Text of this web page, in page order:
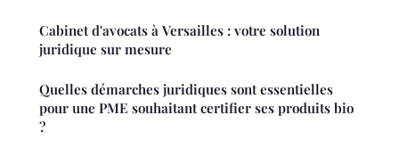
Cabinet d'avocats à Versailles : votre solution
juridique sur mesure
Quelles démarches juridiques sont essentielles
pour une PME souhaitant certifier ses produits bio
?